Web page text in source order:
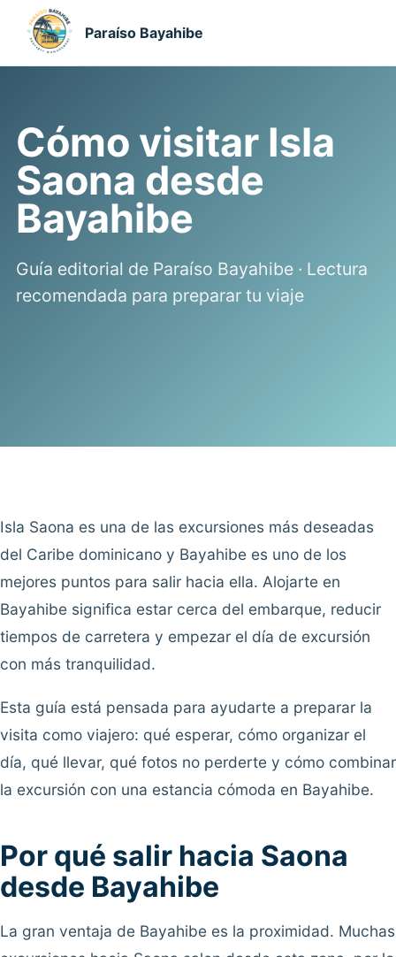
Paraíso Bayahibe
Cómo visitar Isla
Saona desde
Bayahibe
Guía editorial de Paraíso Bayahibe · Lectura
recomendada para preparar tu viaje
Isla Saona es una de las excursiones más deseadas
del Caribe dominicano y Bayahibe es uno de los
mejores puntos para salir hacia ella. Alojarte en
Bayahibe significa estar cerca del embarque, reducir
tiempos de carretera y empezar el día de excursión
con más tranquilidad.
Esta guía está pensada para ayudarte a preparar la
visita como viajero: qué esperar, cómo organizar el
día, qué llevar, qué fotos no perderte y cómo combinar
la excursión con una estancia cómoda en Bayahibe.
Por qué salir hacia Saona
desde Bayahibe
La gran ventaja de Bayahibe es la proximidad. Muchas